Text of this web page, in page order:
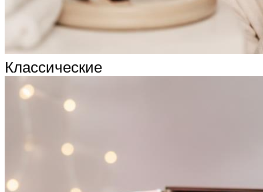
Классические